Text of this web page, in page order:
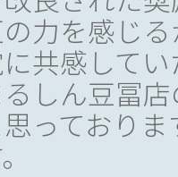
力を感じ
共感して
しん豆冨
っており